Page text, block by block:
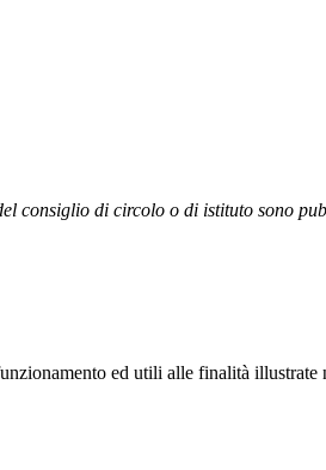
consiglio di circolo o di istituto sono
ed utili alle finalità illustrate